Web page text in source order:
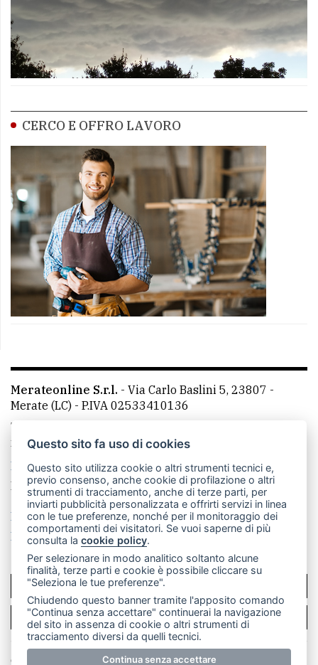
CERCO E OFFRO LAVORO
Merateonline S.r.l. - Via Carlo Baslini 5, 23807 -
Merate (LC) - P.IVA 02533410136
Telefono:
mail: redazione@merateonline.it
La redazione
CasateOnline LeccoOnline
RSS
Made by VIP
Privacy policy
Cookie policy
Rivedi le tue scelte sui cookie
SCRIVICI
PER LA TUA PUBBLICITÀ
© Copyright Merateonline S.r.l. - Tutti i diritti riservati.
Questo sito fa uso di cookies
Questo sito utilizza cookie o altri strumenti tecnici e,
previo consenso, anche cookie di profilazione o altri
strumenti di tracciamento, anche di terze parti, per
inviarti pubblicità personalizzata e offrirti servizi in linea
con le tue preferenze, nonché per il monitoraggio dei
comportamenti dei visitatori. Se vuoi saperne di più
consulta lacookie policy.
Per selezionare in modo analitico soltanto alcune
finalità, terze parti e cookie è possibile cliccare su
"Seleziona le tue preferenze".
Chiudendo questo banner tramite l'apposito comando
"Continua senza accettare" continuerai la navigazione
del sito in assenza di cookie o altri strumenti di
tracciamento diversi da quelli tecnici.
Continua senza accettare